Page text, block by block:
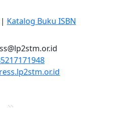
Katalog Buku ISBN